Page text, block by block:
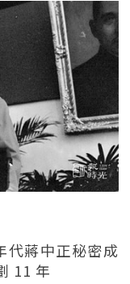
代蔣中正秘密成
11 年